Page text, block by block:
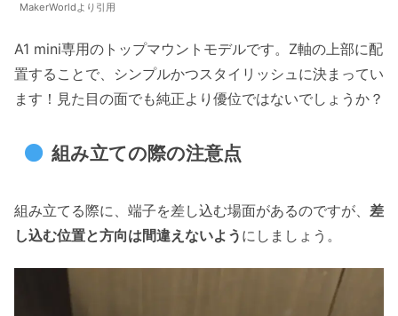
MakerWorldより引用
A1 mini専用のトップマウントモデルです。Z軸の上部に配
置することで、シンプルかつスタイリッシュに決まってい
ます！見た目の面でも純正より優位ではないでしょうか？
組み立ての際の注意点
組み立てる際に、端子を差し込む場面があるのですが、 差
し込む位置と方向は間違えないよう にしましょう。